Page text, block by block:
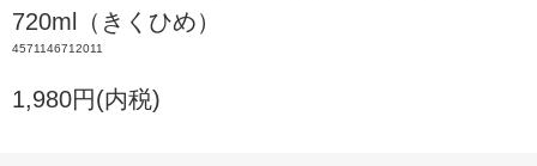
720ml（きくひめ）
4571146712011
1,980円(内税)